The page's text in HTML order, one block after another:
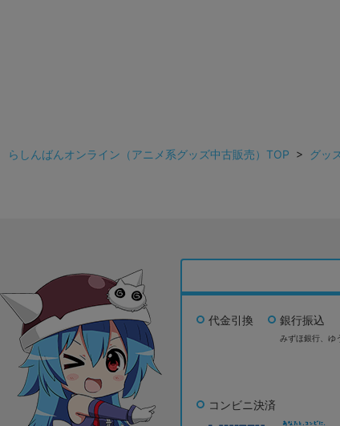
らしんばんオンライン（アニメ系グッズ中古販売）TOP > グッ
代金引換 銀行振込
みずほ銀行、 ゆ
コンビニ決済